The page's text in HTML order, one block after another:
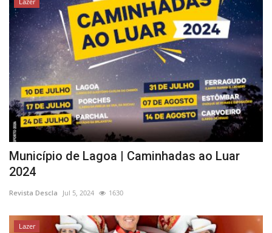
Município de Lagoa | Caminhadas ao Luar
2024
Revista Descla Jul 5, 2024 1630
Lazer